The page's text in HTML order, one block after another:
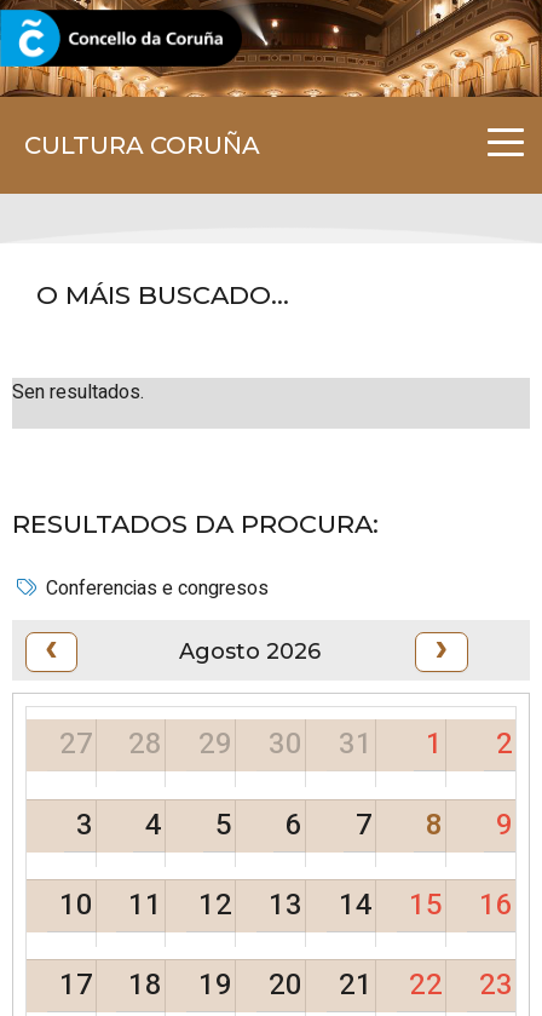
CULTURA CORUÑA
CORUNA.GAL
O MÁIS BUSCADO...
Sen resultados.
RESULTADOS DA PROCURA:
Conferencias e congresos
Agosto 2026
27 28 29 30 31 1
2
3
4 5 6 7 8
9
10
11 12 13 14 15
16
17
18 19 20 21 22
23